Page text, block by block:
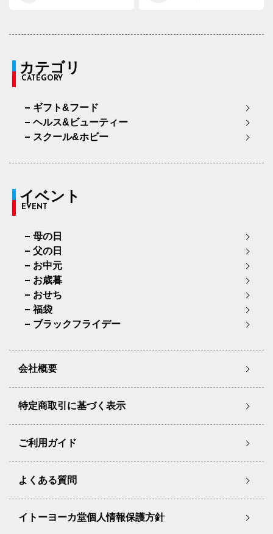
カテゴリ
CATEGORY
ギフト&フード
ヘルス&ビューティー
スクール&ホビー
イベント
EVENT
母の日
父の日
お中元
お歳暮
おせち
福袋
ブラックフライデー
会社概要
特定商取引に基づく表示
ご利用ガイド
よくある質問
イトーヨーカ堂個人情報保護方針